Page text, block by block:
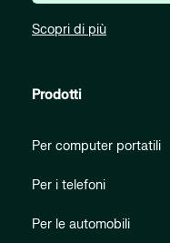
Scopri di più
Prodotti
Per computer portatili
Per i telefoni
Per le automobili